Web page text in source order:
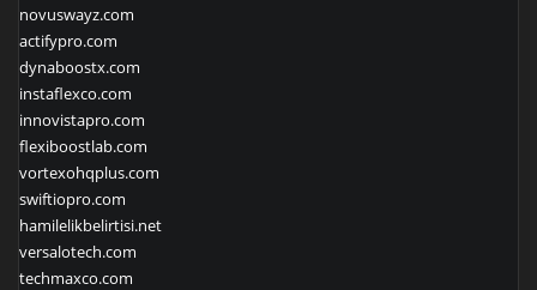
novuswayz.com
actifypro.com
dynaboostx.com
instaflexco.com
innovistapro.com
flexiboostlab.com
vortexohqplus.com
swiftiopro.com
hamilelikbelirtisi.net
versalotech.com
techmaxco.com